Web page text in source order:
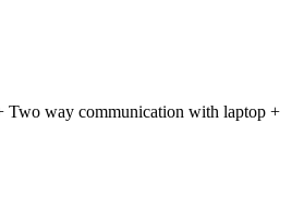
Two way communication with laptop +